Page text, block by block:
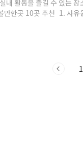
내 활동을 즐길 수 있는
한곳 10곳 추천 1. 사유
음을 빚은 석상들이 함께
1